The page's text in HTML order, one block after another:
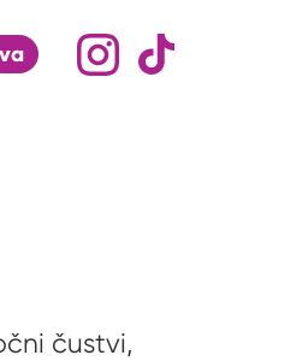
strani
...
odpri iskalnik
Družabna omrežja
čustvi,